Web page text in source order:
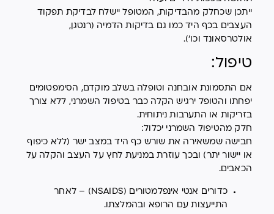
ייתכן שכחלק מהבדיקות, המטופל יישלח לבדיקת תפקוד
העצבים בכף היד כמו גם בדיקות הדמיה (רנטגן,
אולטרסאונד וכו').
טיפול:
אם התסמונת אובחנה וטופלה בשלב מוקדם, הסימפטומים
יפחתו והטופל ירגיש הקלה כבר בטיפול השמרני, ללא צורך
בזריקות או התערבות ניתוחית.
חלק מהטיפול השמרני יכלול:
חבישה שמשאירה את שורש כף היד במצב ישר (ללא כיפוף
או יישור יתר) ובכך עוזרת במניעת לחץ על העצב והקלה על
הכאבים.
כדורים אנטי אינפלמטורים (NSAIDS) – לאחר
התייעצות עם הרופא ובהמלצתו.